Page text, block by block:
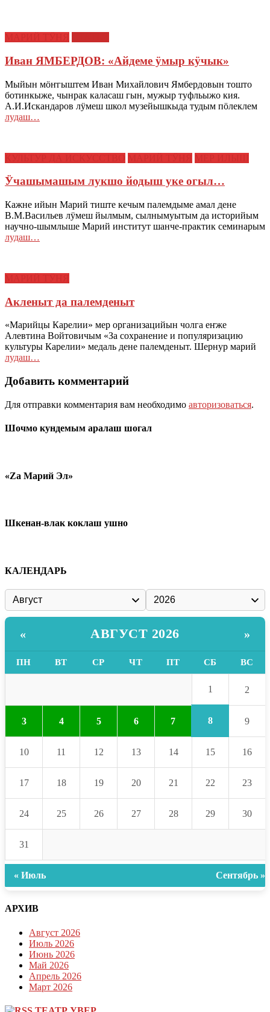
Иван ЯМБЕРДОВ: «Айдеме ӱмыр кӱчык»
Мыйын мӧҥгыштем Иван Михайлович Ямбердовын тошто
ботинкыже, чынрак каласаш гын, мужыр туфльыжо кия.
А.И.Искандаров лӱмеш школ музейышкыда тудым пӧлеклем
лудаш…
Ӱчашымашым лукшо йодыш уке огыл…
Кажне ийын Марий тиште кечым палемдыме амал дене
В.М.Васильев лӱмеш йылмым, сылнымуытым да историйым
научно-шымлыше Марий институт шанче-практик семинарым
лудаш…
Акленыт да палемденыт
«Марийцы Карелии» мер организацийын чолга еҥже
Алевтина Войтовичым «За сохранение и популяризацию
культуры Карелии» медаль дене палемденыт. Шернур марий
лудаш…
Добавить комментарий
Для отправки комментария вам необходимо авторизоваться.
Шочмо кундемым аралаш шогал
«Zа Марий Эл»
Шкенан-влак коклаш ушно
КАЛЕНДАРЬ
« АВГУСТ 2026 »
ПН ВТ СР ЧТ ПТ СБ ВС
1 2
3 4 5 6 7 8 9
10 11 12 13 14 15 16
17 18 19 20 21 22 23
24 25 26 27 28 29 30
31
« Июль Сентябрь »
АРХИВ
Август 2026
Июль 2026
Июнь 2026
Май 2026
Апрель 2026
Март 2026